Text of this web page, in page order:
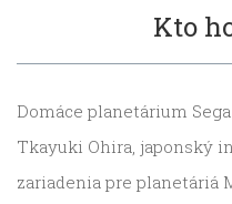
Kto
Domáce planetárium
Tkayuki Ohira, japonský
zariadenia pre planetáriá